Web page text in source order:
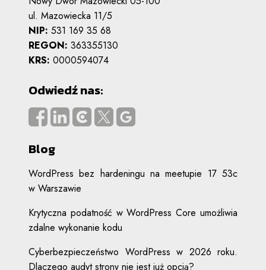
ul. Mazowiecka 11/5
NIP: 531 169 35 68
REGON: 363355130
KRS: 0000594074
Odwiedź nas:
Blog
WordPress bez hardeningu na meetupie 17 53c
w Warszawie
Krytyczna podatność w WordPress Core umożliwia
zdalne wykonanie kodu
Cyberbezpieczeństwo WordPress w 2026 roku.
Dlaczego audyt strony nie jest już opcją?